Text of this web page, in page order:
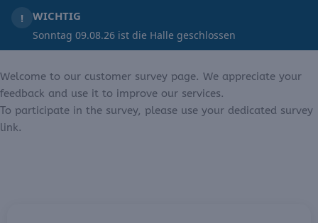
! WICHTIG
Sonntag 09.08.26 ist die Halle geschlossen
Welcome to our customer survey page. We appreciate your
feedback and use it to improve our services.
To participate in the survey, please use your dedicated survey
link.